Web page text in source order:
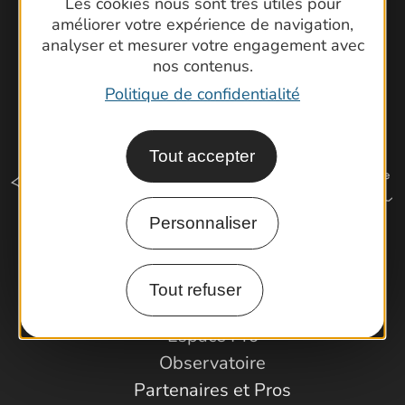
améliorer votre expérience de navigation,
analyser et mesurer votre engagement avec
nos contenus.
Politique de confidentialité
Tout accepter
Personnaliser
Tout refuser
Comment venir ?
Espace Pro
Observatoire
Partenaires et Pros